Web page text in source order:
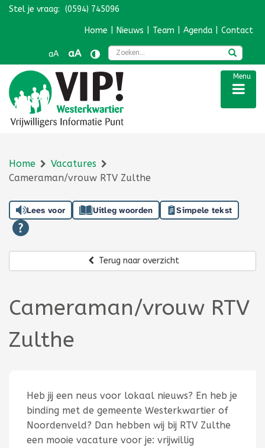
Navigatie overslaan
Stel je vraag: (0594) 745096
Home Nieuws Team Agenda Contact
aA aA
Menu
Home
Vacatures
Cameraman/vrouw RTV Zulthe
Lees voor Uitleg woorden Simpele tekst
Terug naar overzicht
Cameraman/vrouw RTV
Zulthe
Heb jij een neus voor lokaal nieuws? En heb je
binding met de gemeente Westerkwartier of
Noordenveld? Dan hebben wij bij RTV Zulthe
een mooie vacature voor je: vrijwillig